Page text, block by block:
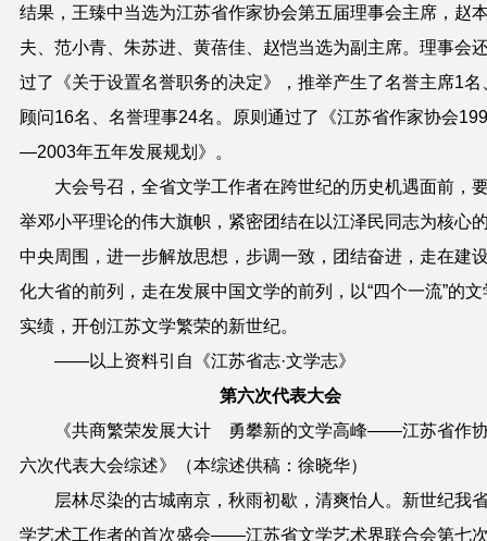
结果，王臻中当选为江苏省作家协会第五届理事会主席，赵
夫、范小青、朱苏进、黄蓓佳、赵恺当选为副主席。理事会
过了《关于设置名誉职务的决定》，推举产生了名誉主席1名
顾问16名、名誉理事24名。原则通过了《江苏省作家协会
—2003年五年发展规划》。
大会号召，全省文学工作者在跨世纪的历史机遇面前，
举邓小平理论的伟大旗帜，紧密团结在以江泽民同志为核心
中央周围，进一步解放思想，步调一致，团结奋进，走在建
化大省的前列，走在发展中国文学的前列，以“四个一流”的文
实绩，开创江苏文学繁荣的新世纪。
——以上资料引自《江苏省志·文学志》
第六次代表大会
《共商繁荣发展大计 勇攀新的文学高峰——江苏省作
六次代表大会综述》（本综述供稿：徐晓华）
层林尽染的古城南京，秋雨初歇，清爽怡人。新世纪我
学艺术工作者的首次盛会——江苏省文学艺术界联合会第七